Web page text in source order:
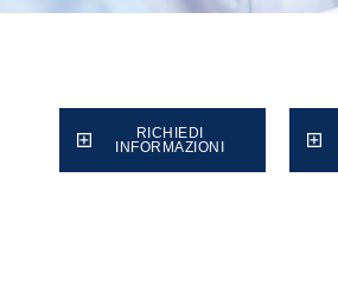
RICHIEDI
INFORMAZIONI